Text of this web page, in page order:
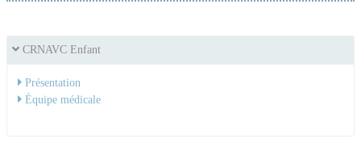
CRNAVC Enfant
Présentation
Équipe médicale